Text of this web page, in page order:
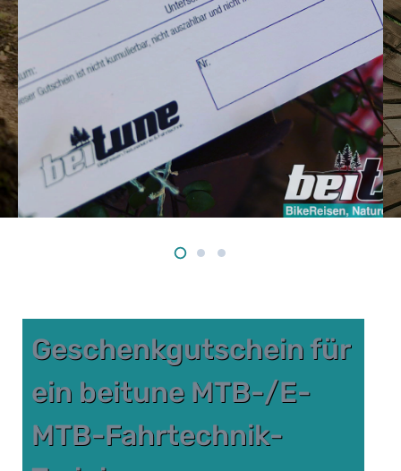
Geschenkgutschein für
ein beitune MTB-/E-
MTB-Fahrtechnik-